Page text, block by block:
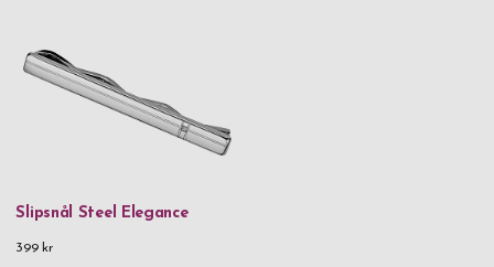
Slipsnål Steel Elegance
399 kr